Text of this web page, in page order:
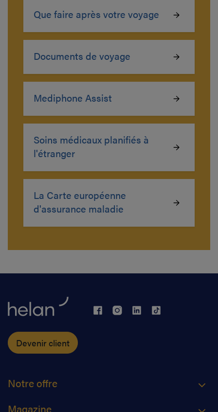
Que faire après votre voyage
Documents de voyage
Mediphone Assist
Soins médicaux planifiés à
l'étranger
La Carte européenne
d'assurance maladie
Devenir client
Notre offre
Magazine